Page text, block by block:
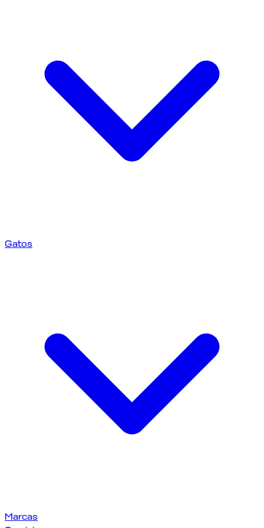
Gatos
Marcas